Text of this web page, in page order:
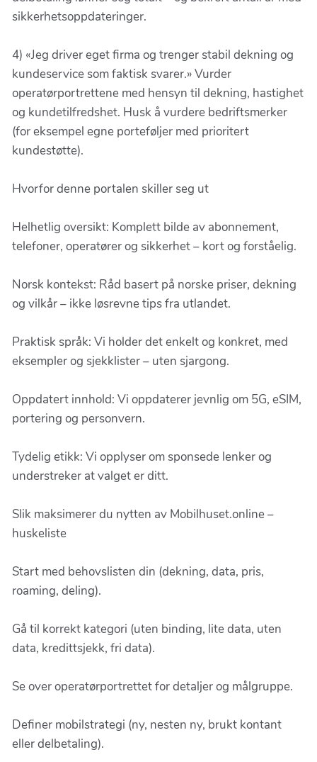
sikkerhetsoppdateringer.
4) «Jeg driver eget firma og trenger stabil dekning og
kundeservice som faktisk svarer.» Vurder
operatørportrettene med hensyn til dekning, hastighet
og kundetilfredshet. Husk å vurdere bedriftsmerker
(for eksempel egne porteføljer med prioritert
kundestøtte).
Hvorfor denne portalen skiller seg ut
Helhetlig oversikt: Komplett bilde av abonnement,
telefoner, operatører og sikkerhet – kort og forståelig.
Norsk kontekst: Råd basert på norske priser, dekning
og vilkår – ikke løsrevne tips fra utlandet.
Praktisk språk: Vi holder det enkelt og konkret, med
eksempler og sjekklister – uten sjargong.
Oppdatert innhold: Vi oppdaterer jevnlig om 5G, eSIM,
portering og personvern.
Tydelig etikk: Vi opplyser om sponsede lenker og
understreker at valget er ditt.
Slik maksimerer du nytten av Mobilhuset.online –
huskeliste
Start med behovslisten din (dekning, data, pris,
roaming, deling).
Gå til korrekt kategori (uten binding, lite data, uten
data, kredittsjekk, fri data).
Se over operatørportrettet for detaljer og målgruppe.
Definer mobilstrategi (ny, nesten ny, brukt kontant
eller delbetaling).